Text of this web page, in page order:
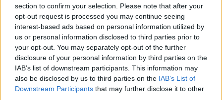
section to confirm your selection. Please note that after your
opt-out request is processed you may continue seeing
interest-based ads based on personal information utilized by
us or personal information disclosed to third parties prior to
your opt-out. You may separately opt-out of the further
disclosure of your personal information by third parties on the
IAB’s list of downstream participants. This information may
also be disclosed by us to third parties on the IAB’s List of
Downstream Participants that may further disclose it to other
pośrednictwem serwisu Patronite.
Dzięki Tobie będziemy mogli realizować naszą
misję. Więcej informacji znajdziesztutaj.
Facebook